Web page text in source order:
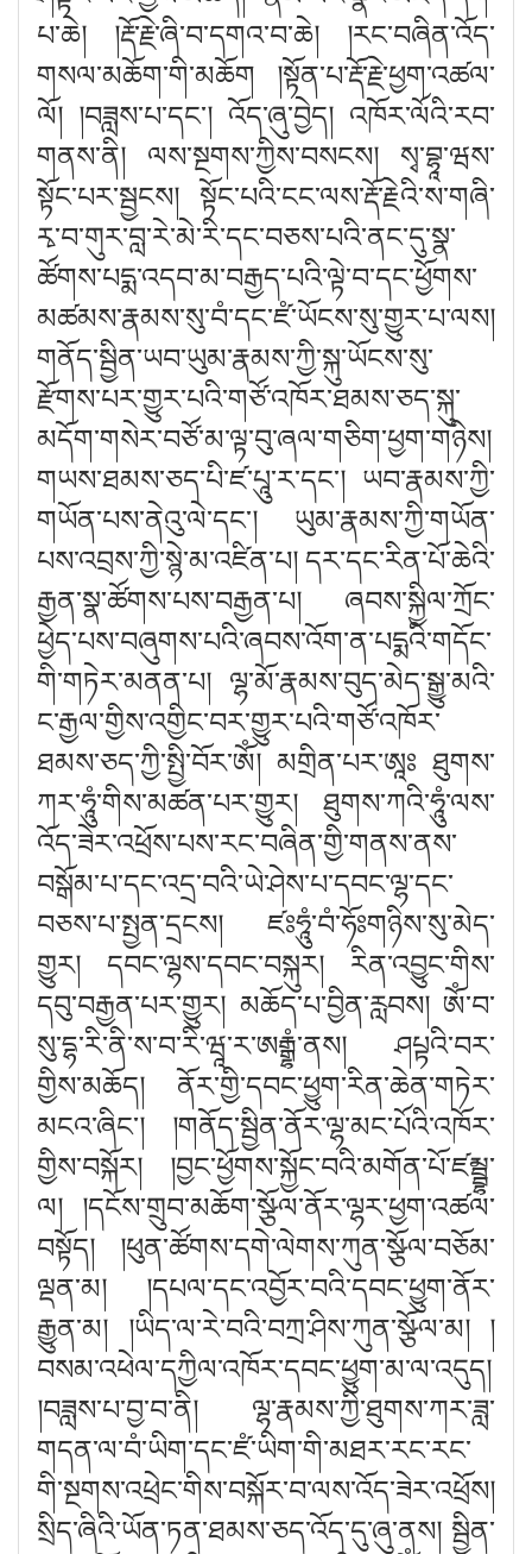
པ་ཆེ། །རྡོ་རྗེ་ཞི་བ་དགའ་བ་ཆེ། །རང་བཞིན་འོད་
གསལ་མཆོག་གི་མཆོག །སྟོན་པ་རྡོ་རྗེ་ཕྱག་འཚལ་
ལོ། །བཟླས་པ་དང༌། འོད་ཞུ་བྱེད། འཁོར་ལོའི་རབ་
གནས་ནི། ལས་སྔགས་ཀྱིས་བསངས། སྭ་བྷཱ་ཝས་
སྟོང་པར་སྦྱངས། སྟོང་པའི་ངང་ལས་རྡོ་རྗེའི་ས་གཞི་
རྭ་བ་གུར་བླ་རེ་མེ་རི་དང་བཅས་པའི་ནང་དུ་སྣ་
ཚོགས་པདྨ་འདབ་མ་བརྒྱད་པའི་ལྟེ་བ་དང་ཕྱོགས་
མཚམས་རྣམས་སུ་བཾ་དང་ཛཾ་ཡོངས་སུ་གྱུར་པ་ལས།
གནོད་སྦྱིན་ཡབ་ཡུམ་རྣམས་ཀྱི་སྐུ་ཡོངས་སུ་
རྫོགས་པར་གྱུར་པའི་གཙོ་འཁོར་ཐམས་ཅད་སྐུ་
མདོག་གསེར་བཙོ་མ་ལྟ་བུ་ཞལ་གཅིག་ཕྱག་གཉིས།
གཡས་ཐམས་ཅད་པི་ཛ་པཱུ་ར་དང༌། ཡབ་རྣམས་ཀྱི་
གཡོན་པས་ནེའུ་ལེ་དང༌། ཡུམ་རྣམས་ཀྱི་གཡོན་
པས་འབྲས་ཀྱི་སྙེ་མ་འཛིན་པ། དར་དང་རིན་པོ་ཆེའི་
རྒྱན་སྣ་ཚོགས་པས་བརྒྱན་པ། ཞབས་སྐྱིལ་ཀྲོང་
ཕྱེད་པས་བཞུགས་པའི་ཞབས་འོག་ན་པདྨའི་གདོང་
གི་གཏེར་མནན་པ། ལྷ་མོ་རྣམས་བུད་མེད་སྒྱུ་མའི་
ང་རྒྱལ་གྱིས་འགྱིང་བར་གྱུར་པའི་གཙོ་འཁོར་
ཐམས་ཅད་ཀྱི་སྤྱི་བོར་ཨོཾ། མགྲིན་པར་ཨཱཿ ཐུགས་
ཀར་ཧཱུཾ་གིས་མཚན་པར་གྱུར། ཐུགས་ཀའི་ཧཱུཾ་ལས་
འོད་ཟེར་འཕྲོས་པས་རང་བཞིན་གྱི་གནས་ནས་
བསྒོམ་པ་དང་འདྲ་བའི་ཡེ་ཤེས་པ་དབང་ལྷ་དང་
བཅས་པ་སྤྱན་དྲངས། ཛཧཱུཾ་བཾ་ཧོགཉིས་སུ་མེད་
གྱུར། དབང་ལྷས་དབང་བསྐུར། རིན་འབྱུང་གིས་
དབུ་བརྒྱན་པར་གྱུར། མཆོད་པ་བྱིན་རླབས། ཨོཾ་བ་
སུ་དྷ་རི་ནི་ས་བ་རི་ཝཱ་ར་ཨརྒྷཾ་ནས། ཤཔྟའི་བར་
གྱིས་མཆོད། ནོར་གྱི་དབང་ཕྱུག་རིན་ཆེན་གཏེར་
མངའ་ཞིང༌། །གནོད་སྦྱིན་ནོར་ལྷ་མང་པོའི་འཁོར་
གྱིས་བསྐོར། །བྱང་ཕྱོགས་སྐྱོང་བའི་མགོན་པོ་ཛམྦྷ་
ལ། །དངོས་གྲུབ་མཆོག་སྩོལ་ནོར་ལྷར་ཕྱག་འཚལ་
བསྟོད། །ཕུན་ཚོགས་དགེ་ལེགས་ཀུན་སྩོལ་བཅོམ་
ལྡན་མ། །དཔལ་དང་འབྱོར་བའི་དབང་ཕྱུག་ནོར་
རྒྱུན་མ། །ཡིད་ལ་རེ་བའི་བཀྲ་ཤིས་ཀུན་སྩོལ་མ། །
བསམ་འཕེལ་དཀྱིལ་འཁོར་དབང་ཕྱུག་མ་ལ་འདུད།
།བཟླས་པ་བྱ་བ་ནི། ལྷ་རྣམས་ཀྱི་ཐུགས་ཀར་ཟླ་
གདན་ལ་བཾ་ཡིག་དང་ཛཾ་ཡིག་གི་མཐར་རང་རང་
གི་སྔགས་འཕྲེང་གིས་བསྐོར་བ་ལས་འོད་ཟེར་འཕྲོས།
སྲིད་ཞིའི་ཡོན་ཏན་ཐམས་ཅད་འོད་དུ་ཞུ་ནས། སྦྱིན་